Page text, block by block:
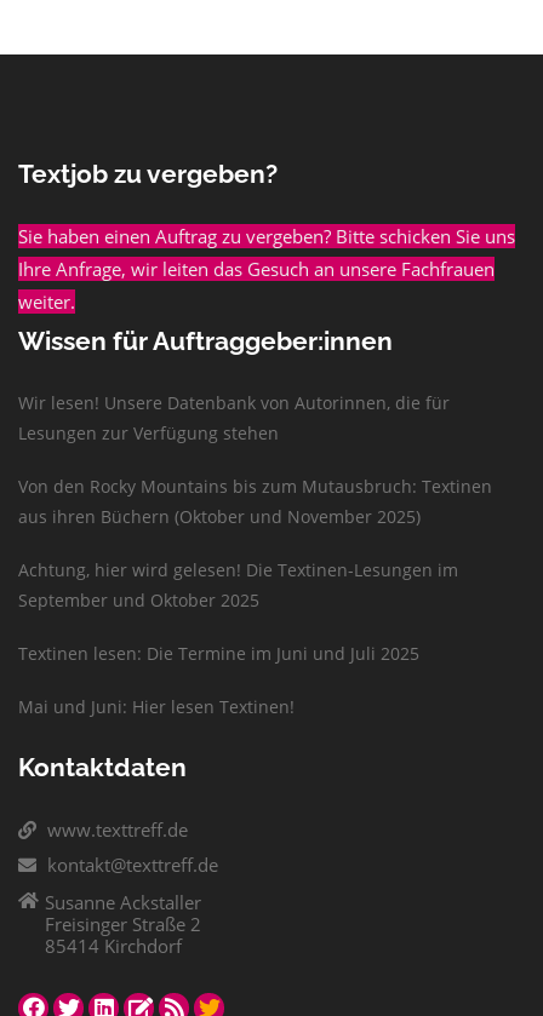
Textjob zu vergeben?
Sie haben einen Auftrag zu vergeben? Bitte schicken Sie uns
Ihre Anfrage, wir leiten das Gesuch an unsere Fachfrauen
weiter.
Wissen für Auftraggeber:innen
Wir lesen! Unsere Datenbank von Autorinnen, die für
Lesungen zur Verfügung stehen
Von den Rocky Mountains bis zum Mutausbruch: Textinen
aus ihren Büchern (Oktober und November 2025)
Achtung, hier wird gelesen! Die Textinen-Lesungen im
September und Oktober 2025
Textinen lesen: Die Termine im Juni und Juli 2025
Mai und Juni: Hier lesen Textinen!
Kontaktdaten
www.texttreff.de
kontakt@texttreff.de
Susanne Ackstaller
Freisinger Straße 2
85414 Kirchdorf